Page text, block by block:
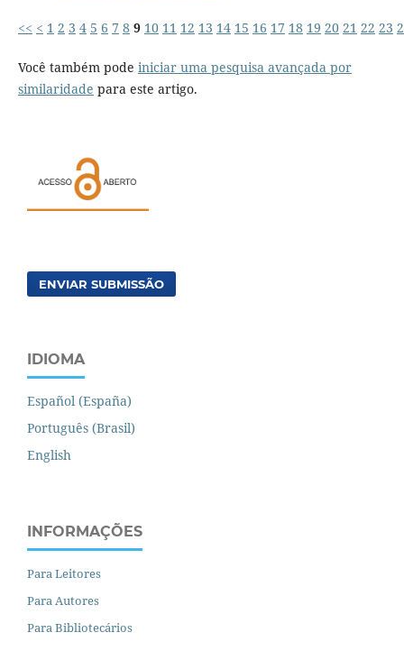
<< < 1 2 3 4 5 6 7 8 9 10 11 12 13 14 15 16 17 18 19 20 21 22 23
Você também pode iniciar uma pesquisa avançada por
similaridade para este artigo.
ENVIAR SUBMISSÃO
IDIOMA
Español (España)
Português (Brasil)
English
INFORMAÇÕES
Para Leitores
Para Autores
Para Bibliotecários